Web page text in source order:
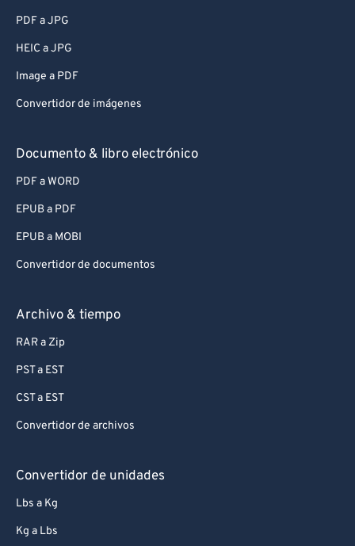
PDF a JPG
HEIC a JPG
Image a PDF
Convertidor de imágenes
Documento & libro electrónico
PDF a WORD
EPUB a PDF
EPUB a MOBI
Convertidor de documentos
Archivo & tiempo
RAR a Zip
PST a EST
CST a EST
Convertidor de archivos
Convertidor de unidades
Lbs a Kg
Kg a Lbs